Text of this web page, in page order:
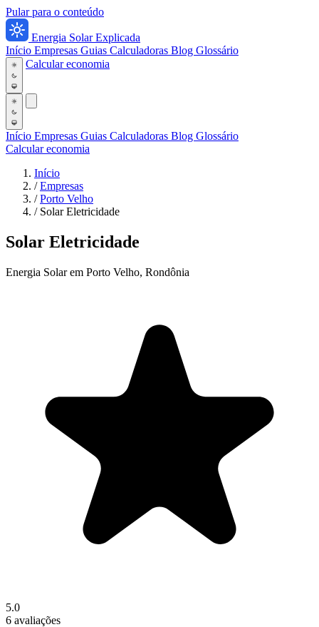
Pular para o conteúdo
Energia Solar Explicada
Início Empresas Guias Calculadoras Blog Glossário
Calcular economia
Início Empresas Guias Calculadoras Blog Glossário
Calcular economia
Início
/ Empresas
/ Porto Velho
/ Solar Eletricidade
Solar Eletricidade
Energia Solar em Porto Velho, Rondônia
5.0
6 avaliações